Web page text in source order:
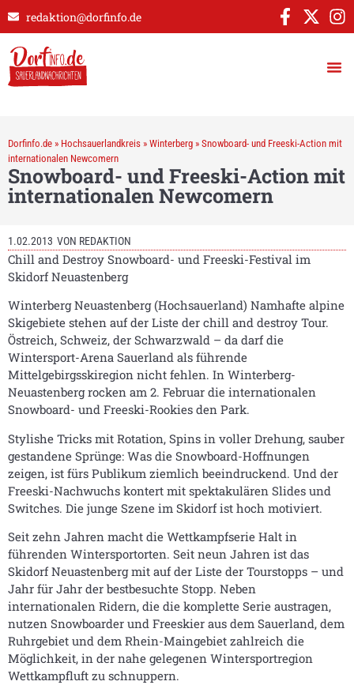
redaktion@dorfinfo.de
Dorfinfo.de » Hochsauerlandkreis » Winterberg » Snowboard- und Freeski-Action mit
internationalen Newcomern
Snowboard- und Freeski-Action mit
internationalen Newcomern
1.02.2013 VON REDAKTION
Chill and Destroy Snowboard- und Freeski-Festival im
Skidorf Neuastenberg
Winterberg Neuastenberg (Hochsauerland) Namhafte alpine
Skigebiete stehen auf der Liste der chill and destroy Tour.
Östreich, Schweiz, der Schwarzwald – da darf die
Wintersport-Arena Sauerland als führende
Mittelgebirgsskiregion nicht fehlen. In Winterberg-
Neuastenberg rocken am 2. Februar die internationalen
Snowboard- und Freeski-Rookies den Park.
Stylishe Tricks mit Rotation, Spins in voller Drehung, sauber
gestandene Sprünge: Was die Snowboard-Hoffnungen
zeigen, ist fürs Publikum ziemlich beeindruckend. Und der
Freeski-Nachwuchs kontert mit spektakulären Slides und
Switches. Die junge Szene im Skidorf ist hoch motiviert.
Seit zehn Jahren macht die Wettkampfserie Halt in
führenden Wintersportorten. Seit neun Jahren ist das
Skidorf Neuastenberg mit auf der Liste der Tourstopps – und
Jahr für Jahr der bestbesuchte Stopp. Neben
internationalen Ridern, die die komplette Serie austragen,
nutzen Snowboarder und Freeskier aus dem Sauerland, dem
Ruhrgebiet und dem Rhein-Maingebiet zahlreich die
Möglichkeit, in der nahe gelegenen Wintersportregion
Wettkampfluft zu schnuppern.